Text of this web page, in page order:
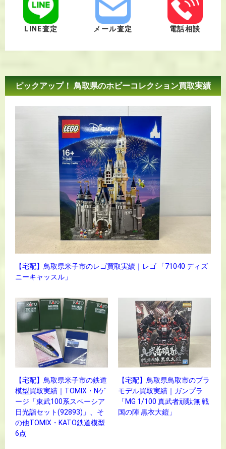
LINE査定 メール査定 電話相談
ピックアップ！ 鳥取県のホビーコレクション買取実績
【宅配】鳥取県米子市のレゴ買取実績｜レゴ 「71040 ディズ
ニーキャッスル」
【宅配】鳥取県米子市の鉄道
模型買取実績｜TOMIX・Nゲ
ージ「東武100系スペーシア
日光詣セット(92893)」、そ
の他TOMIX・KATO鉄道模型
6点
【宅配】鳥取県鳥取市のプラ
モデル買取実績｜ガンプラ
「MG 1/100 真武者頑駄無 戦
国の陣 黒衣大鎧」